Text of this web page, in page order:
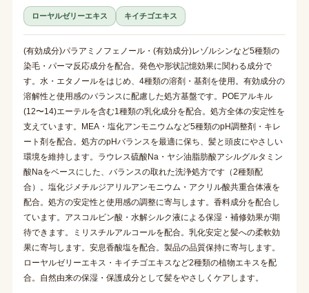
ローヤルゼリーエキス キイチゴエキス
(有効成分)パラアミノフェノール・(有効成分)レゾルシンなど5種類の
染毛・パーマ反応成分を配合。発色や形状記憶効果に関わる成分で
す。水・エタノールをはじめ、4種類の溶剤・基剤を使用。有効成分の
溶解性と使用感のバランスに配慮した処方基盤です。POEアルキル
(12〜14)エーテルを含む1種類の乳化成分を配合。処方全体の安定性を
支えています。MEA・塩化アンモニウムなど5種類のpH調整剤・キレ
ート剤を配合。処方のpHバランスを最適に保ち、髪と頭皮にやさしい
環境を維持します。ラウレス硫酸Na・ヤシ油脂肪酸アシルグルタミン
酸Naをベースにした、バランスの取れた洗浄処方です（2種類配
合）。塩化ジメチルジアリルアンモニウム・アクリル酸共重合体液を
配合。処方の安定性と使用感の調整に寄与します。香料成分を配合し
ています。アスコルビン酸・水解シルク液による保湿・補修効果が期
待できます。ミリスチルアルコールを配合。乳化安定と髪への柔軟効
果に寄与します。安息香酸塩を配合。製品の品質保持に寄与します。
ローヤルゼリーエキス・キイチゴエキスなど2種類の植物エキスを配
合。自然由来の保湿・保護成分として髪をやさしくケアします。